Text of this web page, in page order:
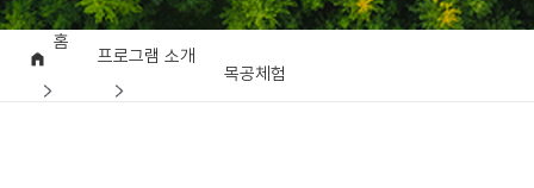
홈
프로그램 소개
목공체험